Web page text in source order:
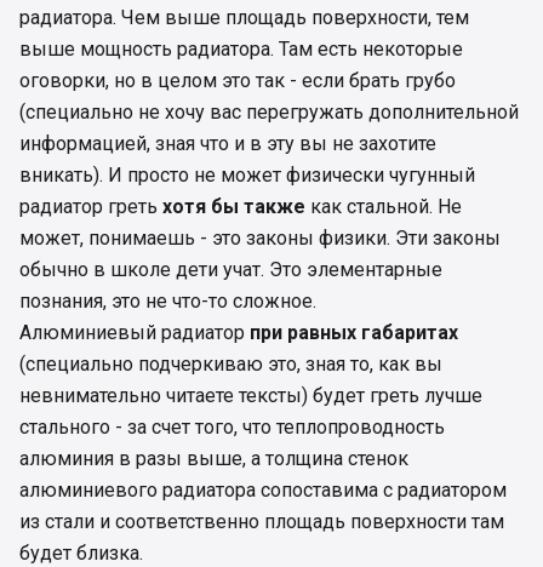
радиатора. Чем выше площадь поверхности, тем
выше мощность радиатора. Там есть некоторые
оговорки, но в целом это так - если брать грубо
(специально не хочу вас перегружать дополнительной
информацией, зная что и в эту вы не захотите
вникать). И просто не может физически чугунный
радиатор греть хотя бы также как стальной. Не
может, понимаешь - это законы физики. Эти законы
обычно в школе дети учат. Это элементарные
познания, это не что-то сложное.
Алюминиевый радиатор при равных габаритах
(специально подчеркиваю это, зная то, как вы
невнимательно читаете тексты) будет греть лучше
стального - за счет того, что теплопроводность
алюминия в разы выше, а толщина стенок
алюминиевого радиатора сопоставима с радиатором
из стали и соответственно площадь поверхности там
будет близка.